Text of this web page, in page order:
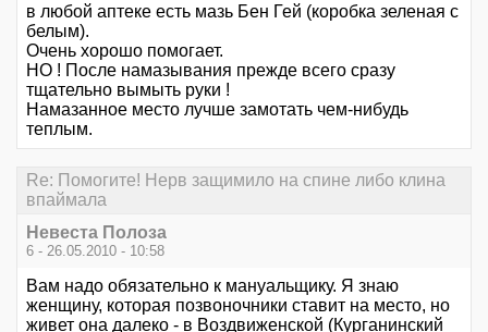
в любой аптеке есть мазь Бен Гей (коробка зеленая с
белым).
Очень хорошо помогает.
НО ! После намазывания прежде всего сразу
тщательно вымыть руки !
Намазанное место лучше замотать чем-нибудь
теплым.
Re: Помогите! Нерв защимило на спине либо клина
впаймала
Невеста Полоза
6 - 26.05.2010 - 10:58
Вам надо обязательно к мануальщику. Я знаю
женщину, которая позвоночники ставит на место, но
живет она далеко - в Воздвиженской (Курганинский